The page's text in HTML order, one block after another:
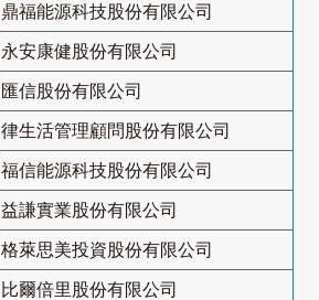
鼎福能源科技股份有限公司
永安康健股份有限公司
匯信股份有限公司
律生活管理顧問股份有限公司
福信能源科技股份有限公司
益謙實業股份有限公司
格萊思美投資股份有限公司
比爾倍里股份有限公司